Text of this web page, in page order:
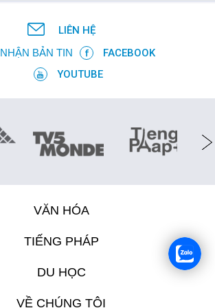
LIÊN HỆ
NHẬN BẢN TIN
FACEBOOK
YOUTUBE
VĂN HÓA
TIẾNG PHÁP
DU HỌC
VỀ CHÚNG TÔI